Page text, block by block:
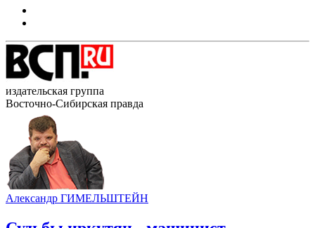
издательская группа
Восточно-Сибирская правда
Александр ГИМЕЛЬШТЕЙН